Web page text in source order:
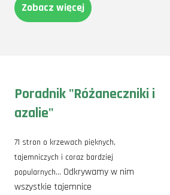
Zobacz więcej
Poradnik "Różaneczniki i
azalie"
71 stron o krzewach pięknych,
tajemniczych i coraz bardziej
popularnych… Odkrywamy w nim
wszystkie tajemnice